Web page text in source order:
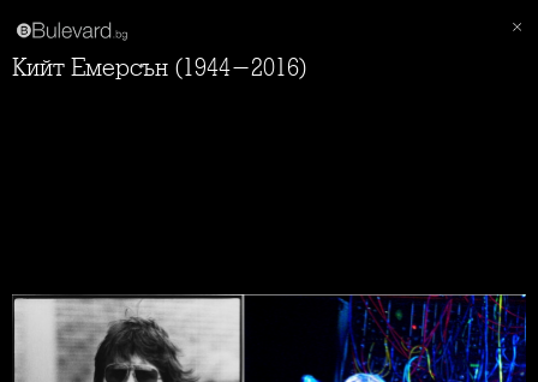
Кийт Емерсън (1944-2016)